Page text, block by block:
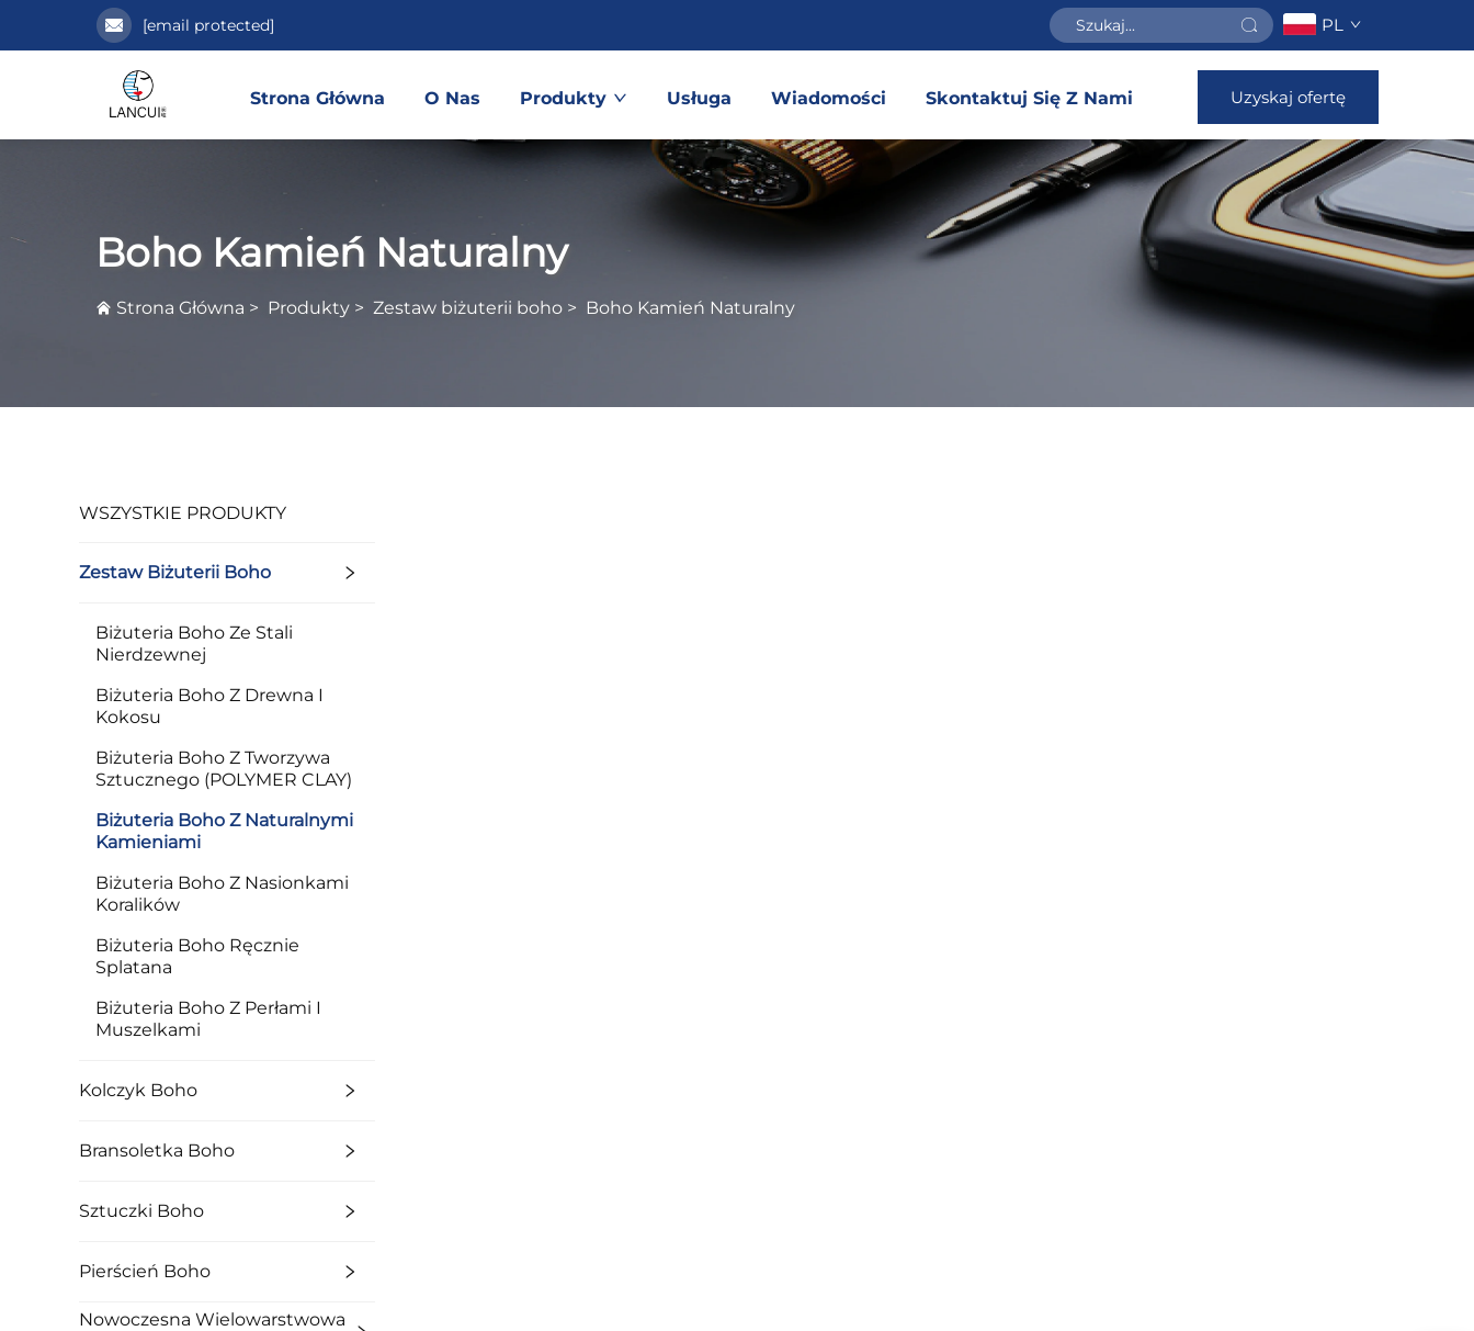
[email protected] PL
Strona Główna O Nas Produkty Usługa Wiadomości Skontaktuj Się Z Nami Uzyskaj ofertę
Boho Kamień Naturalny
Strona Główna > Produkty > Zestaw biżuterii boho > Boho Kamień Naturalny
WSZYSTKIE PRODUKTY
Zestaw Biżuterii Boho
Biżuteria Boho Ze Stali
Nierdzewnej
Biżuteria Boho Z Drewna I
Kokosu
Biżuteria Boho Z Tworzywa
Sztucznego (POLYMER CLAY)
Biżuteria Boho Z Naturalnymi
Kamieniami
Biżuteria Boho Z Nasionkami
Koralików
Biżuteria Boho Ręcznie
Splatana
Biżuteria Boho Z Perłami I
Muszelkami
Kolczyk Boho
Bransoletka Boho
Sztuczki Boho
Pierścień Boho
Nowoczesna Wielowarstwowa